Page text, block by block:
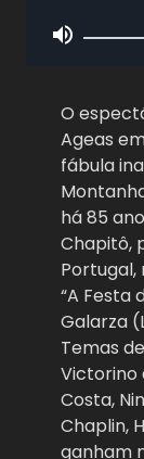
O
Ageas
fábula
há 85
Chapitô,
“A Festa
Galarza
Temas
Victorino
Costa,
Chaplin,
ganham